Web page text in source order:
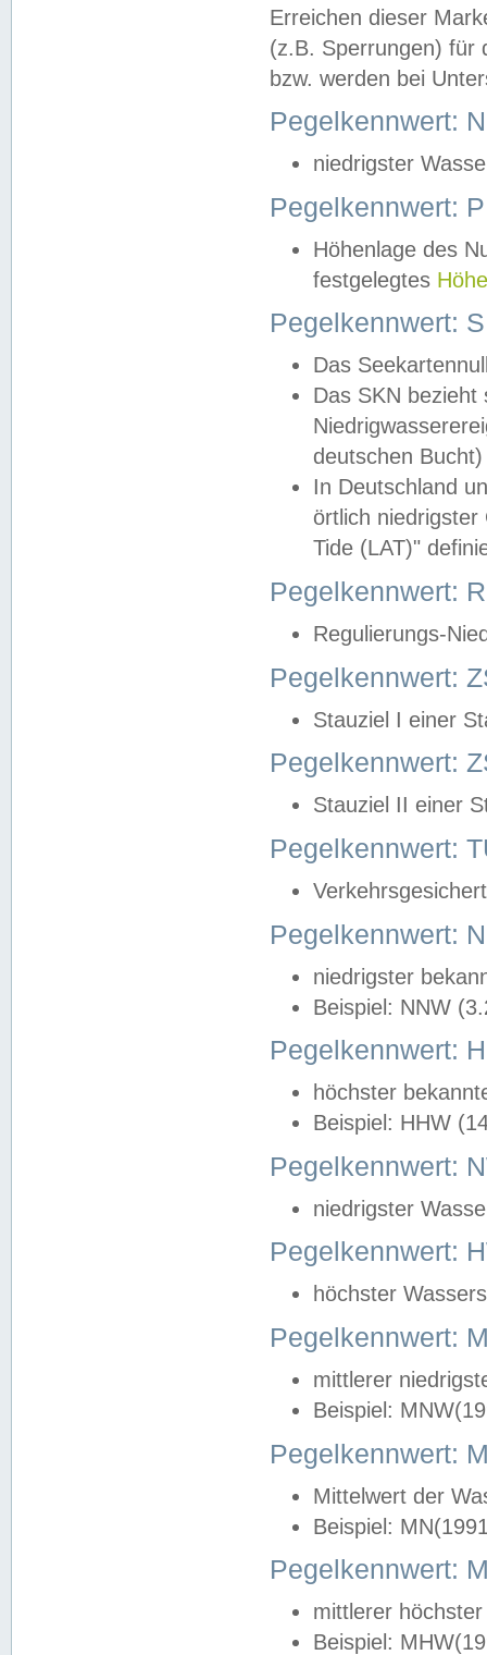
Erreichen dieser
(z.B. Sperrungen) für
bzw. werden bei
Pegelkennwert:
niedrigster
Pegelkennwert:
Höhenlage des
festgelegtes
Pegelkennwert:
Das
Das SKN
deutschen
In Deutschland
örtlich
Tide (LAT)"
Pegelkennwert:
Regulierungs-
Pegelkennwert:
Stauziel I einer
Pegelkennwert:
Stauziel II einer
Pegelkennwert:
Pegelkennwert:
niedrigster
Beispiel: NNW
Pegelkennwert:
höchster
Beispiel: HHW
Pegelkennwert:
niedrigster
Pegelkennwert:
höchster
Pegelkennwert:
mittlerer
Beispiel:
Pegelkennwert:
Mittelwert der
Beispiel:
Pegelkennwert:
mittlerer
Beispiel: